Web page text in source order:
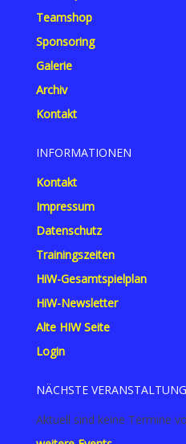
Teamshop
Sponsoring
Galerie
Archiv
Kontakt
INFORMATIONEN
Kontakt
Impressum
Datenschutz
Trainingszeiten
HiW-Gesamtspielplan
HiW-Newsletter
Alte HIW Seite
Login
NÄCHSTE
Aktuell sind keine Termine